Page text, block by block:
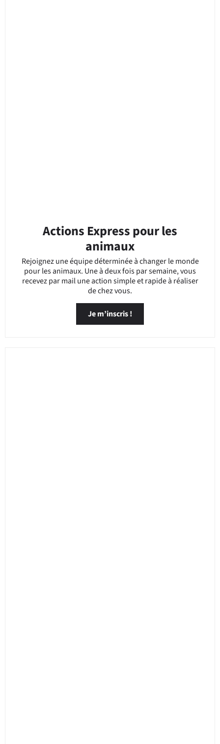
Actions Express pour les
animaux
Rejoignez une équipe déterminée à changer le monde
pour les animaux. Une à deux fois par semaine, vous
recevez par mail une action simple et rapide à réaliser
de chez vous.
Je m’inscris !